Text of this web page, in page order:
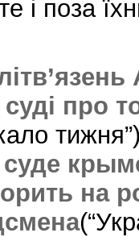
і поза
про
на